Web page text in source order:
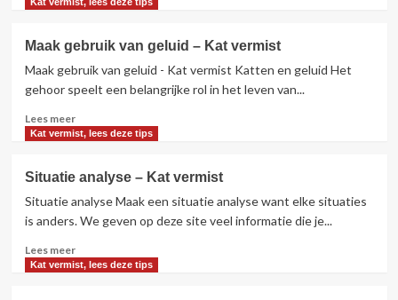
Nieuws Tips
Zo maak je het perfecte fotoboek
van jouw kat
gebruiken
indien
kat
Maak gebruik van geluid – Kat vermist
Maak gebruik van geluid - Kat vermist Katten en geluid Het
gehoor speelt een belangrijke rol in het leven van...
Lees meerLees
meer
gebruik
van
geluid
Kat
vermist
Kat vermist, lees deze tips
Situatie analyse – Kat vermist
Situatie analyse Maak een situatie analyse want elke situaties
is anders. We geven op deze site veel informatie die je...
Lees meerLees
meer
Kat vermist, lees deze tips